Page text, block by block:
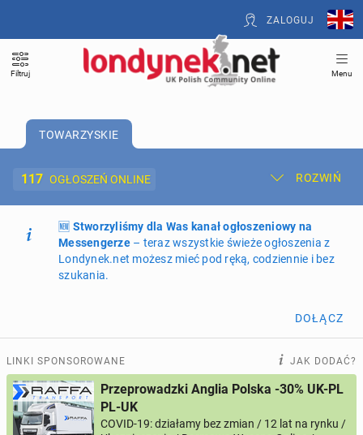
ZALOGUJ
Filtruj Menu
TOWARZYSKIE
117 OGŁOSZEŃ ONLINE ROZWIŃ
Dodaj ogłoszenie Moje ogłoszenia
Oferta i cennik ogłoszeń
ogłoszeń online
PROFILE KANDYDATÓW 306 profili online
🆕 Stworzyliśmy dla Was kanał ogłoszeniowy na
Messengerze– teraz wszystkie świeże ogłoszenia z
Londynek.net możesz mieć pod ręką, codziennie i bez
szukania.
DOŁĄCZ
LINKI SPONSOROWANE JAK DODAĆ?
Przeprowadzki Anglia Polska -30% UK-PL
PL-UK
COVID-19: działamy bez zmian / 12 lat na rynku /